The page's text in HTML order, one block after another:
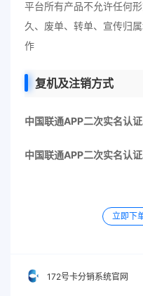
平台所有产品不允许任何
久、废单、转单、宣传归
作
复机及注销方式
中国联通APP二次实名认
中国联通APP二次实名认
立即下
172号卡分销系统官网